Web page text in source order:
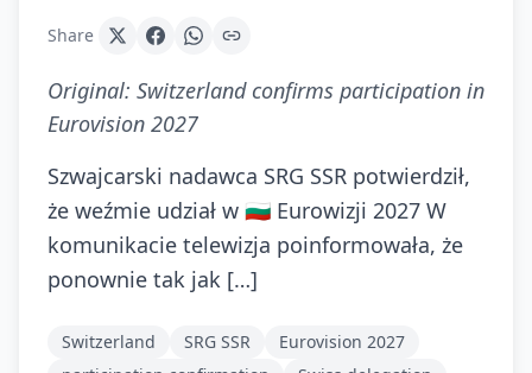
Share
Original: Switzerland confirms participation in
Eurovision 2027
Szwajcarski nadawca SRG SSR potwierdził,
że weźmie udział w 🇧🇬 Eurowizji 2027 W
komunikacie telewizja poinformowała, że
ponownie tak jak […]
Switzerland SRG SSR
Eurovision 2027